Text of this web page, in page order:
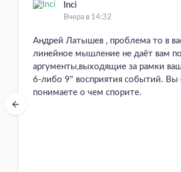
Inci
Вчера в 14:32
Андрей Латышев , проблема то в
линейное мышление не даёт вам
аргументы,выходящие за рамки
6-либо 9" восприятия событий. Вы
понимаете о чем спорите.